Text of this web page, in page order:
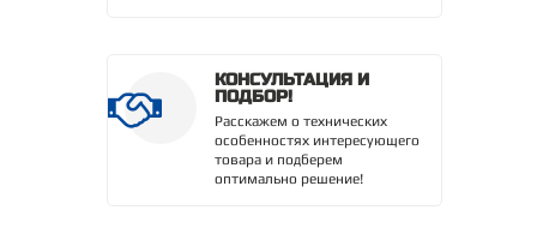
КОНСУЛЬТАЦИЯ И
ПОДБОР!
Расскажем о технических
особенностях интересующего
товара и подберем
оптимально решение!